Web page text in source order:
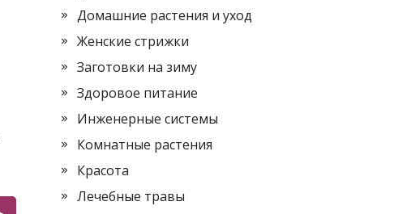
Домашние растения и уход
Женские стрижки
Заготовки на зиму
Здоровое питание
Инженерные системы
Комнатные растения
Красота
Лечебные травы